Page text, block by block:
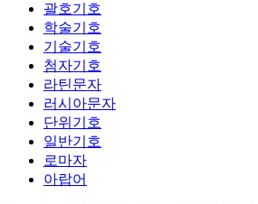
괄호기호
학술기호
기술기호
첨자기호
라틴문자
러시아문자
단위기호
일반기호
로마자
아랍어